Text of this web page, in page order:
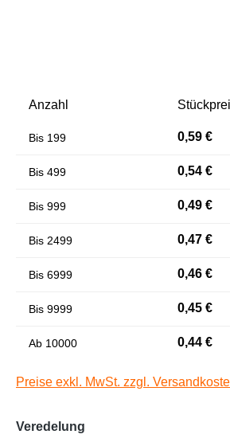
Anzahl
Bis 199 0,59 €
Bis 499 0,54 €
Bis 999 0,49 €
Bis 2499 0,47 €
Bis 6999 0,46 €
Bis 9999 0,45 €
Ab 10000 0,44 €
Preise exkl. MwSt. zzgl.
Veredelung
Farben invertieren
Niedrige Sättigung